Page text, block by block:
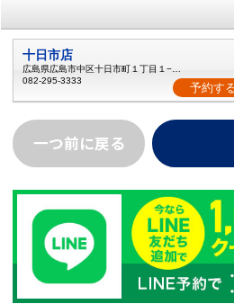
十日市店
082-295-3333
予約す
一つ前に戻る